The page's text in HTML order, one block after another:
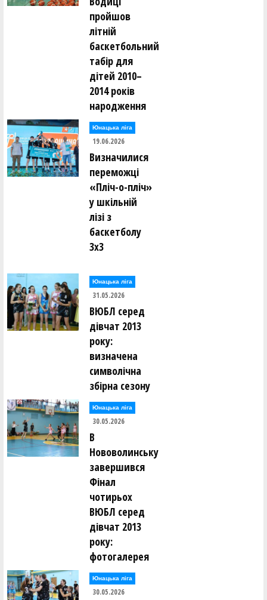
пройшов
літній
баскетбольний
табір для
дітей 2010–
2014 років
народження
Юнацька ліга
19.06.2026
Визначилися
переможці
«Пліч-о-пліч»
у шкільній
лізі з
баскетболу
3х3
Юнацька ліга
31.05.2026
ВЮБЛ серед
дівчат 2013
року:
визначена
символічна
збірна сезону
Юнацька ліга
30.05.2026
В
Нововолинську
завершився
Фінал
чотирьох
ВЮБЛ серед
дівчат 2013
року:
фотогалерея
Юнацька ліга
30.05.2026